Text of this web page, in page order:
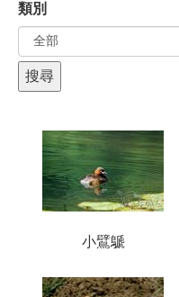
類別
小鷿鷈